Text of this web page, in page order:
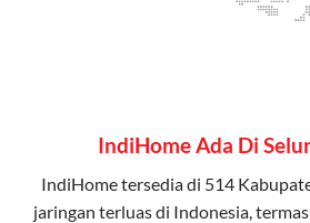
IndiHome Ada Di
IndiHome tersedia di 514
jaringan terluas di Indonesia,